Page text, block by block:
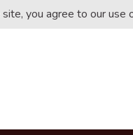
you agree to our use